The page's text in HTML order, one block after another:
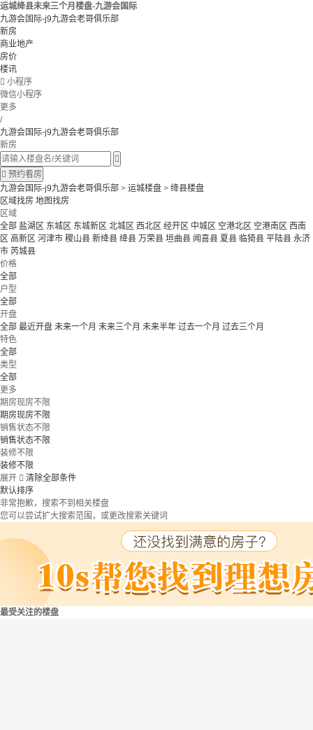
运城绛县未来三个月楼盘-九游会国际
九游会国际-j9九游会老哥俱乐部
新房
商业地产
房价
楼讯
 小程序
微信小程序
更多
/
九游会国际-j9九游会老哥俱乐部
新房

 预约看房
九游会国际-j9九游会老哥俱乐部 > 运城楼盘 > 绛县楼盘
区域找房 地图找房
区域
全部 盐湖区 东城区 东城新区 北城区 西北区 经开区 中城区 空港北区 空港南区 西南
区 高新区 河津市 稷山县 新绛县 绛县 万荣县 垣曲县 闻喜县 夏县 临猗县 平陆县 永济
市 芮城县
价格
全部
户型
全部
开盘
全部 最近开盘 未来一个月 未来三个月 未来半年 过去一个月 过去三个月
特色
全部
类型
全部
更多
期房现房不限
期房现房不限
销售状态不限
销售状态不限
装修不限
装修不限
展开  清除全部条件
默认排序
非常抱歉，搜索不到相关楼盘
您可以尝试扩大搜索范围，或更改搜索关键词
最受关注的楼盘